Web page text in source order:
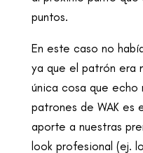
puntos.
En este caso no
ya que el patrón era
única cosa que echo
patrones de WAK es
aporte a nuestras
look profesional (ej.